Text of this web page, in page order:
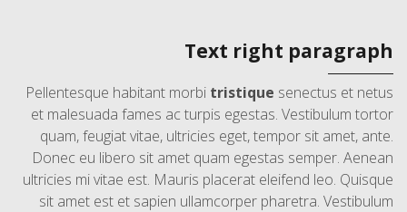
Text right paragraph
Pellentesque habitant morbi tristique senectus et netus
et malesuada fames ac turpis egestas. Vestibulum tortor
quam, feugiat vitae, ultricies eget, tempor sit amet, ante.
Donec eu libero sit amet quam egestas semper. Aenean
ultricies mi vitae est. Mauris placerat eleifend leo. Quisque
sit amet est et sapien ullamcorper pharetra. Vestibulum